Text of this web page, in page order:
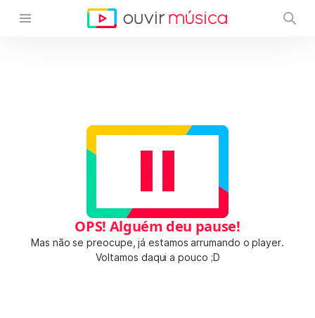
OPS! Alguém deu pause!
Mas não se preocupe, já estamos arrumando o player.
Voltamos daqui a pouco ;D